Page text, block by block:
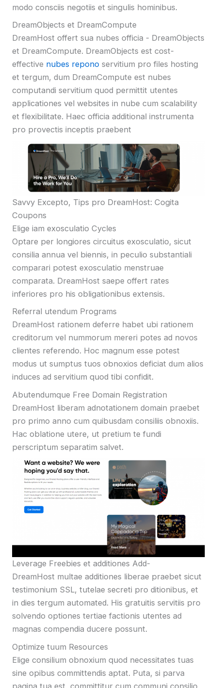
modo consciis negotiis et singulis hominibus.
DreamObjects et DreamCompute
DreamHost offert sua nubes officia - DreamObjects
et DreamCompute. DreamObjects est cost-
effective nubes repono servitium pro files hosting
et tergum, dum DreamCompute est nubes
computandi servitium quod permittit utentes
applicationes vel websites in nube cum scalability
et flexibilitate. Haec officia additional instrumenta
pro provectis inceptis praebent
Savvy Excepto, Tips pro DreamHost: Cogita
Coupons
Elige iam exosculatio Cycles
Optare per longiores circuitus exosculatio, sicut
consilia annua vel biennis, in peculio substantiali
comparari potest exosculatio menstruae
comparata. DreamHost saepe offert rates
inferiores pro his obligationibus extensis.
Referral utendum Programs
DreamHost rationem deferre habet ubi rationem
creditorum vel nummorum mereri potes ad novos
clientes referendo. Hoc magnum esse potest
modus ut sumptus tuos obnoxios deficiat dum alios
induces ad servitium quod tibi confidit.
Abutendumque Free Domain Registration
DreamHost liberam adnotationem domain praebet
pro primo anno cum quibusdam consiliis obnoxiis.
Hac oblatione utere, ut pretium te fundi
perscriptum separatim salvet.
Leverage Freebies et additiones Add-
DreamHost multae additiones liberae praebet sicut
testimonium SSL, tutelae secreti pro ditionibus, et
in dies tergum automated. His gratuitis servitiis pro
solvendo optiones tertiae factionis utentes ad
magnas compendia ducere possunt.
Optimize tuum Resources
Elige consilium obnoxium quod necessitates tuas
sine opibus committendis aptat. Puta, si parva
pagina tua est, committitur cum communi consilio